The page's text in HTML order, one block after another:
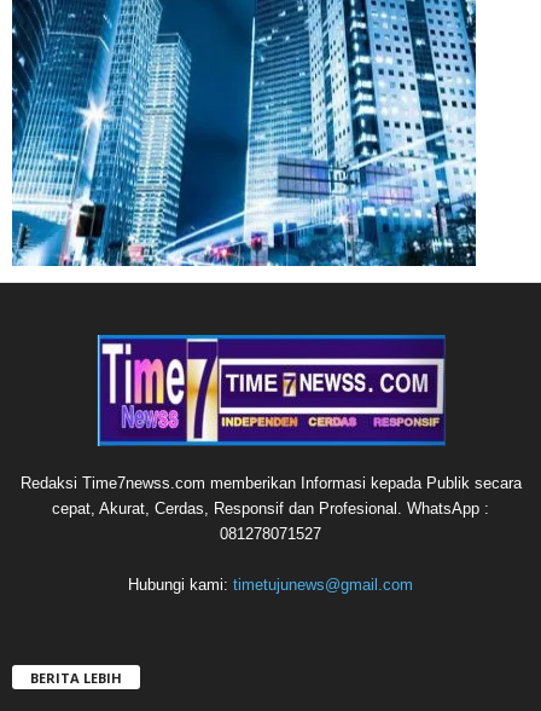
Redaksi Time7newss.com memberikan Informasi kepada Publik secara
cepat, Akurat, Cerdas, Responsif dan Profesional. WhatsApp :
081278071527
Hubungi kami: timetujunews@gmail.com
BERITA LEBIH